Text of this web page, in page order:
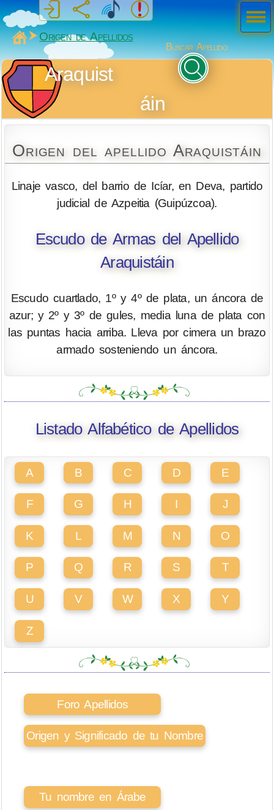
MiSabueso
Origen de Apellidos
Buscar Apellido
Araquist
áin
Origen del apellido Araquistáin
Linaje vasco, del barrio de Icíar, en Deva, partido
judicial de Azpeitia (Guipúzcoa).
Escudo de Armas del Apellido
Araquistáin
Escudo cuartlado, 1º y 4º de plata, un áncora de
azur; y 2º y 3º de gules, media luna de plata con
las puntas hacia arriba. Lleva por cimera un brazo
armado sosteniendo un áncora.
Listado Alfabético de Apellidos
A B C D E
F G H I J
K L M N O
P Q R S T
U V W X Y
Z
Foro Apellidos
Origen y Significado de tu Nombre
Tu nombre en Árabe
Men
ú